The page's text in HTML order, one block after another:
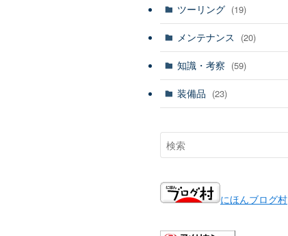
ツーリング (19)
メンテナンス (20)
知識・考察 (59)
装備品 (23)
にほんブログ村